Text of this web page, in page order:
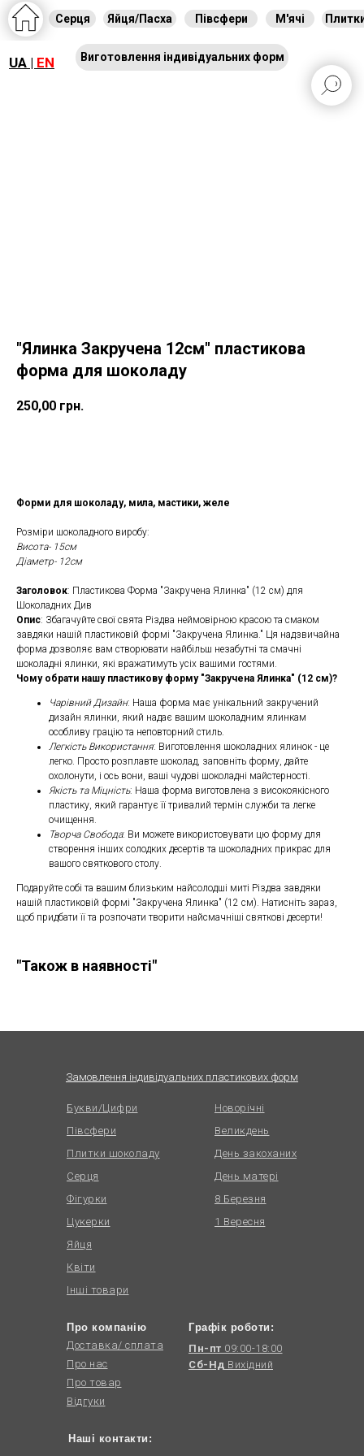
Виготовлення індивідуальних форм
Серця М'ячі
Півсфери
Яйця/Пасха
UA | EN
"Ялинка Закручена 12см" пластикова
форма для шоколаду
250,00 грн.
Форми для шоколаду, мила, мастики, желе
Розміри шоколадного виробу:
Висота- 15см
Діаметр- 12см
Заголовок: Пластикова Форма "Закручена Ялинка" (12 см) для
Шоколадних Див
Опис: Збагачуйте свої свята Різдва неймовірною красою та смаком
завдяки нашій пластиковій формі "Закручена Ялинка." Ця надзвичайна
форма дозволяє вам створювати найбільш незабутні та смачні
шоколадні ялинки, які вражатимуть усіх вашими гостями.
Чому обрати нашу пластикову форму "Закручена Ялинка" (12 см)?
Чарівний Дизайн: Наша форма має унікальний закручений
дизайн ялинки, який надає вашим шоколадним ялинкам
особливу грацію та неповторний стиль.
Легкість Використання: Виготовлення шоколадних ялинок - це
легко. Просто розплавте шоколад, заповніть форму, дайте
охолонути, і ось вони, ваші чудові шоколадні майстерності.
Якість та Міцність: Наша форма виготовлена з високоякісного
пластику, який гарантує її тривалий термін служби та легке
очищення.
Творча Свобода: Ви можете використовувати цю форму для
створення інших солодких десертів та шоколадних прикрас для
вашого святкового столу.
Подаруйте собі та вашим близьким найсолодші миті Різдва завдяки
нашій пластиковій формі "Закручена Ялинка" (12 см). Натисніть зараз,
щоб придбати її та розпочати творити найсмачніші святкові десерти!
"Також в наявності"
Новорічні
Плитки шоколаду
Серця
Півсфери
Цукерки
Фігурки
Квіти
День матері
День закоханих
Яйця
8 Березня
Букви/Цифри
1 Вересня
Інші товари
Відгуки
Доставка/ сплата
Про нас
Про товар
Замовлення індивідуальних пластикових форм
Великдень
Наші контакти:
Про компанію
Графік роботи:
Пн-пт 09:00-18:00
Сб-Нд Вихідний